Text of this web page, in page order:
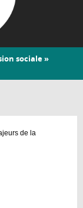
sociale»
de la